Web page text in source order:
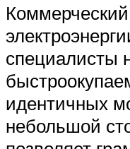
специалисты
идентичных
небольшой